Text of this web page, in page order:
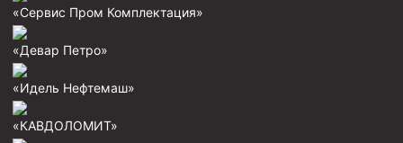
«Сервис Пром Комплектация»
«Девар Петро»
«Идель Нефтемаш»
«КАВДОЛОМИТ»